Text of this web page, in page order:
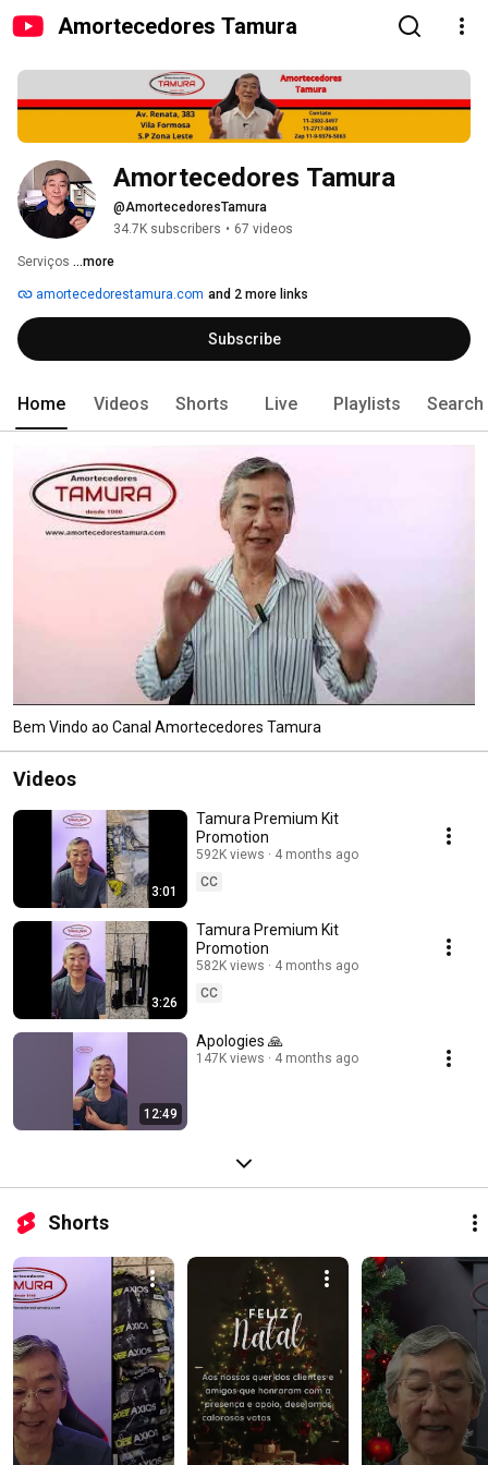
Amortecedores Tamura
Amortecedores Tamura
@AmortecedoresTamura
34.7K subscribers • 67 videos
Serviços ...more
amortecedorestamura.com and 2 more links
Subscribe
Home Videos Shorts Live Playlists Search
Bem Vindo ao Canal Amortecedores Tamura
Videos
3:01
Tamura Premium Kit
Promotion
592K views
4 months ago
CC
3:26
Tamura Premium Kit
Promotion
582K views
4 months ago
CC
12:49
Apologies 🙏
147K views 4 months ago
Shorts